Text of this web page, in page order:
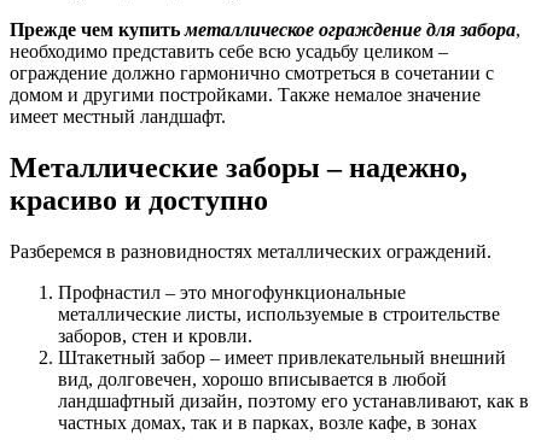
Прежде чем купитьметаллическое ограждение для забора,
необходимо представить себе всю усадьбу целиком –
ограждение должно гармонично смотреться в сочетании с
домом и другими постройками. Также немалое значение
имеет местный ландшафт.
Металлические заборы – надежно,
красиво и доступно
Разберемся в разновидностях металлических ограждений.
Профнастил – это многофункциональные
металлические листы, используемые в строительстве
заборов, стен и кровли.
Штакетный забор – имеет привлекательный внешний
вид, долговечен, хорошо вписывается в любой
ландшафтный дизайн, поэтому его устанавливают, как в
частных домах, так и в парках, возле кафе, в зонах